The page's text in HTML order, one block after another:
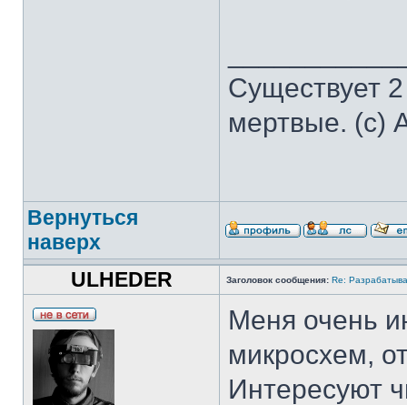
Существует
мертвые. (с)
Вернуться
наверх
ULHEDER
Заголовок сообщения: Re:
Меня очень
микросхем,
Интересуют